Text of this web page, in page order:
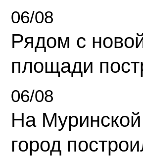
06/08
Рядом с
площади
06/08
На
город